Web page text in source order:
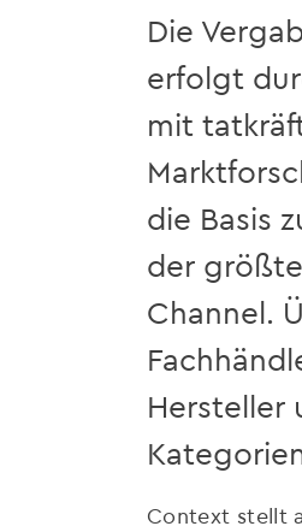
Die
erfolgt
mit
die Basis
der
Channel.
Hersteller
Context stellt